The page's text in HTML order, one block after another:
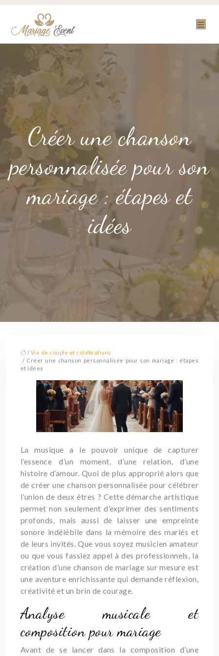
Créer une chanson
personnalisée pour son
mariage : étapes et
idées
/ Vie de couple et célébrations
/ Créer une chanson personnalisée pour son mariage : étapes
et idées
La musique a le pouvoir unique de capturer
l’essence d’un moment, d’une relation, d’une
histoire d’amour. Quoi de plus approprié alors que
de créer une chanson personnalisée pour célébrer
l’union de deux êtres ? Cette démarche artistique
permet non seulement d’exprimer des sentiments
profonds, mais aussi de laisser une empreinte
sonore indélébile dans la mémoire des mariés et
de leurs invités. Que vous soyez musicien amateur
ou que vous fassiez appel à des professionnels, la
création d’une chanson de mariage sur mesure est
une aventure enrichissante qui demande réflexion,
créativité et un brin de courage.
Analyse musicale et
composition pour mariage
Avant de se lancer dans la composition d’une